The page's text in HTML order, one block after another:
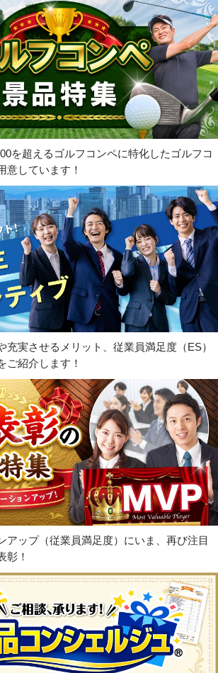
を超えるゴルフコンペに特化したゴルフコ
意しています！
充実させるメリット、従業員満足度（ES）
ご紹介します！
アップ（従業員満足度）にいま、再び注目
彰！